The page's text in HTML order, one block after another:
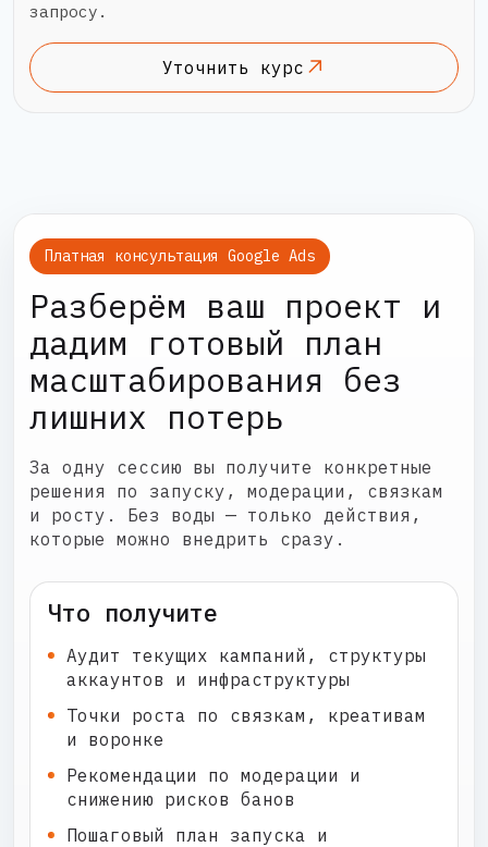
запросу.
Уточнить курс
Платная консультация Google Ads
Разберём ваш проект и
дадим готовый план
масштабирования без
лишних потерь
За одну сессию вы получите конкретные
решения по запуску, модерации, связкам
и росту. Без воды — только действия,
которые можно внедрить сразу.
Что получите
Аудит текущих кампаний, структуры
аккаунтов и инфраструктуры
Точки роста по связкам, креативам
и воронке
Рекомендации по модерации и
снижению рисков банов
Пошаговый план запуска и